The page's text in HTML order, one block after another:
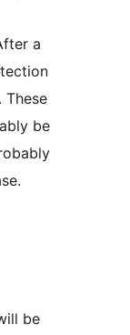
a
These
be
be